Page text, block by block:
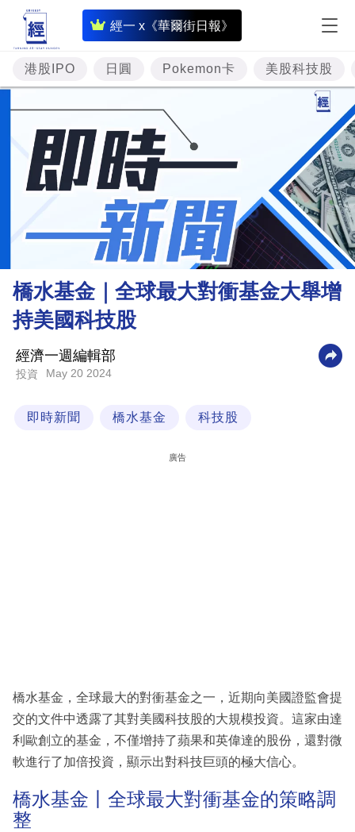
經一 x《華爾街日報》
即
時
財
經
專
題
投
資
樓
市
商
業
科
區
港股IPO 日圓 Pokemon卡 美股科技股
橋水基金｜全球最大對衝基金大舉增
持美國科技股
經濟一週編輯部
投資 May 20 2024
即時新聞 橋水基金 科技股
廣告
橋水基金，全球最大的對衝基金之一，近期向美國證監會提
交的文件中透露了其對美國科技股的大規模投資。這家由達
利歐創立的基金，不僅增持了蘋果和英偉達的股份，還對微
軟進行了加倍投資，顯示出對科技巨頭的極大信心。
橋水基金丨全球最大對衝基金的策略調
整